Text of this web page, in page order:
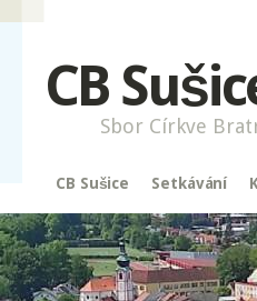
CB
Sbor Církve
CB Sušice Setkávání